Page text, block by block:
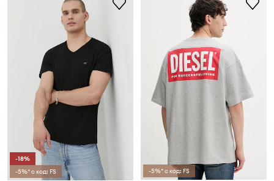
-18%
-5%* с код: FS
-5%* с код: FS